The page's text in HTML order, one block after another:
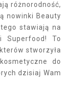
różnorodność,
nowinki Beauty
stawiają na
Superfood! To
stworzyła
do
dzisiaj Wam